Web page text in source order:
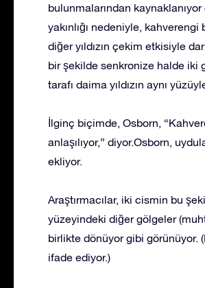
bulunmalarından
yakınlığı nedeniyle,
diğer yıldızın çekim etkisiyle
bir şekilde senkronize halde iki
tarafı daima yıldızın aynı
İlginç biçimde, Osborn,
anlaşılıyor,” diyor.Osborn,
ekliyor.
Araştırmacılar, iki cismin bu
yüzeyindeki diğer gölgeler
birlikte dönüyor gibi görünüyor.
ifade ediyor.)